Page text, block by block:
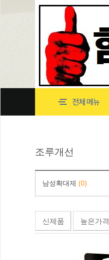
조루개선
남성확대제 (0)
신제품 높은가격